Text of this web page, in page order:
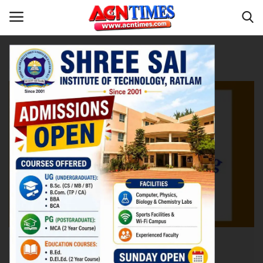
Home
Contact
नीर_का_तीर
मध्यप्रदेश
विदेश
उत्तर प्रदेश
Tag:three-tier elections
रतलाम